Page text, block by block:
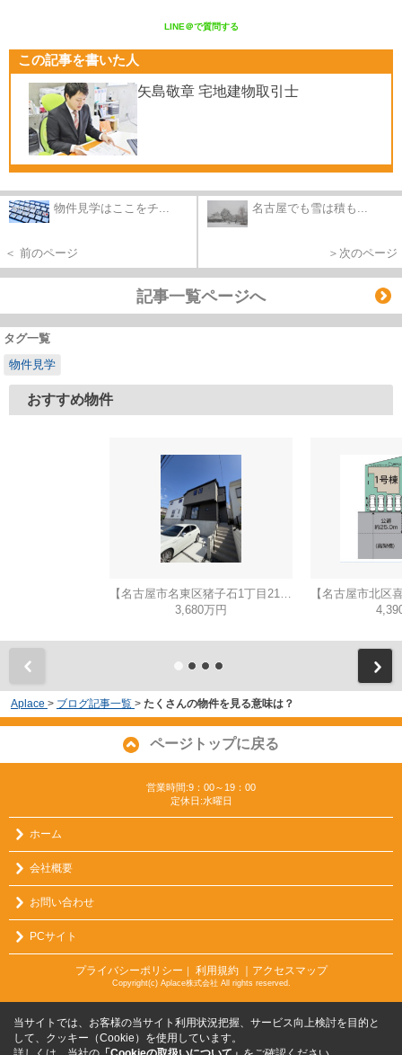
LINE＠で質問する
この記事を書いた人
矢島敬章 宅地建物取引士
物件見学はここをチ...
＜ 前のページ
名古屋でも雪は積も...
＞次のページ
記事一覧ページへ
タグ一覧
物件見学
おすすめ物件
【名古屋市名東区猪子石1丁目2104新築戸建2号棟】✨️仲介手数料無料✨️猪子石小学校・猪高中学校
3,680万円
Aplace > ブログ記事一覧 > たくさんの物件を見る意味は？
ページトップに戻る
営業時間:9：00～19：00
定休日:水曜日
ホーム
会社概要
お問い合わせ
PCサイト
プライバシーポリシー 利用規約 ｜アクセスマップ
Copyright(c) Aplace株式会社 All rights reserved.
当サイトでは、お客様の当サイト利用状況把握、サービス向上検討を目的と
して、クッキー（Cookie）を使用しています。